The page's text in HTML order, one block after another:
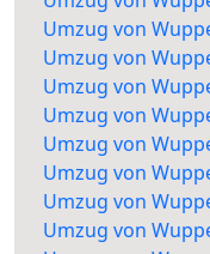
Umzug von
Umzug von
Umzug von
Umzug von
Umzug von
Umzug von
Umzug von
Umzug von